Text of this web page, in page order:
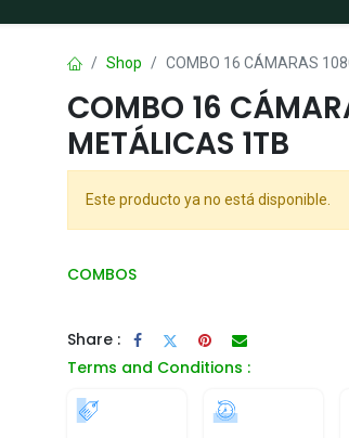
Shop COMBO 16 CÁMARAS
COMBO 16
METÁLICAS 1TB
Este producto ya no está disponible.
COMBOS
Share :
Terms and Conditions :